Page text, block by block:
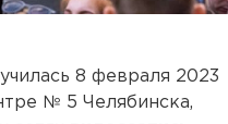
8 февраля 2023
№ 5 Челябинска,